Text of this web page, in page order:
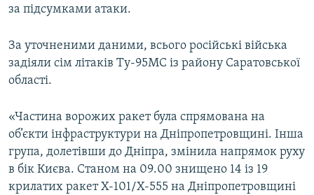
за підсумками атаки.
За уточненими даними, всього російські війська
задіяли сім літаків Ту-95МС із району Саратовської
області.
«Частина ворожих ракет була спрямована на
об’єкти інфраструктури на Дніпропетровщині. Інша
група, долетівши до Дніпра, змінила напрямок руху
в бік Києва. Станом на 09.00 знищено 14 із 19
крилатих ракет Х-101/Х-555 на Дніпропетровщині